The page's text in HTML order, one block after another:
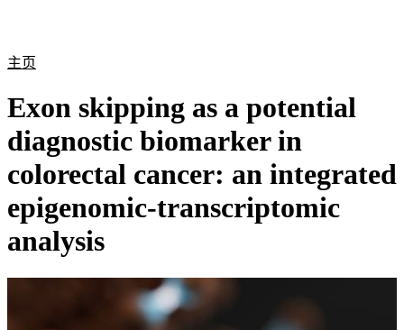
主页
Exon skipping as a potential
diagnostic biomarker in
colorectal cancer: an integrated
epigenomic-transcriptomic
analysis